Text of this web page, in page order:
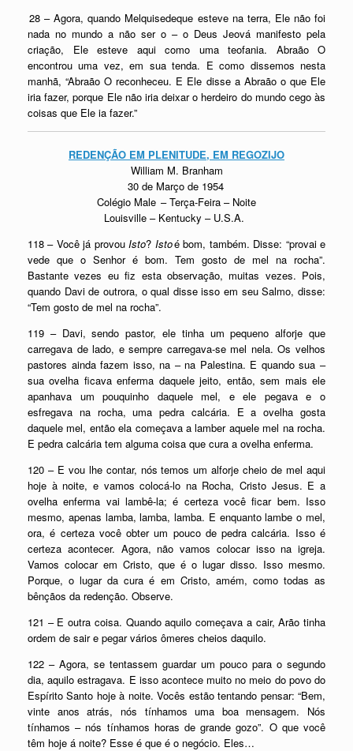
28 – Agora, quando Melquisedeque esteve na terra, Ele não foi
nada no mundo a não ser o – o Deus Jeová manifesto pela
criação, Ele esteve aqui como uma teofania. Abraão O
encontrou uma vez, em sua tenda. E como dissemos nesta
manhã, “Abraão O reconheceu. E Ele disse a Abraão o que Ele
iria fazer, porque Ele não iria deixar o herdeiro do mundo cego às
coisas que Ele ia fazer.”
REDENÇÃO EM PLENITUDE, EM REGOZIJO
William M. Branham
30 de Março de 1954
Colégio Male –Terça-Feira – Noite
Louisville – Kentucky – U.S.A.
118 – Você já provouIsto? Istoé bom, também. Disse: “provai e
vede que o Senhor é bom. Tem gosto de mel na rocha”.
Bastante vezes eu fiz esta observação, muitas vezes. Pois,
quando Davi de outrora, o qual disse isso em seu Salmo, disse:
“Tem gosto de mel na rocha”.
119 – Davi, sendo pastor, ele tinha um pequeno alforje que
carregava de lado, e sempre carregava-se mel nela. Os velhos
pastores ainda fazem isso, na – na Palestina. E quando sua –
sua ovelha ficava enferma daquele jeito, então, sem mais ele
apanhava um pouquinho daquele mel, e ele pegava e o
esfregava na rocha, uma pedra calcária. E a ovelha gosta
daquele mel, então ela começava a lamber aquele mel na rocha.
E pedra calcária tem alguma coisa que cura a ovelha enferma.
120 – E vou lhe contar, nós temos um alforje cheio de mel aqui
hoje à noite, e vamos colocá-lo na Rocha, Cristo Jesus. E a
ovelha enferma vai lambê-la; é certeza você ficar bem. Isso
mesmo, apenas lamba, lamba, lamba. E enquanto lambe o mel,
ora, é certeza você obter um pouco de pedra calcária. Isso é
certeza acontecer. Agora, não vamos colocar isso na igreja.
Vamos colocar em Cristo, que é o lugar disso. Isso mesmo.
Porque, o lugar da cura é em Cristo, amém, como todas as
bênçãos da redenção. Observe.
121 – E outra coisa. Quando aquilo começava a cair, Arão tinha
ordem de sair e pegar vários ômeres cheios daquilo.
122 – Agora, se tentassem guardar um pouco para o segundo
dia, aquilo estragava. E isso acontece muito no meio do povo do
Espírito Santo hoje à noite. Vocês estão tentando pensar: “Bem,
vinte anos atrás, nós tínhamos uma boa mensagem. Nós
tínhamos – nós tínhamos horas de grande gozo”. O que você
têm hoje á noite? Esse é que é o negócio. Eles…